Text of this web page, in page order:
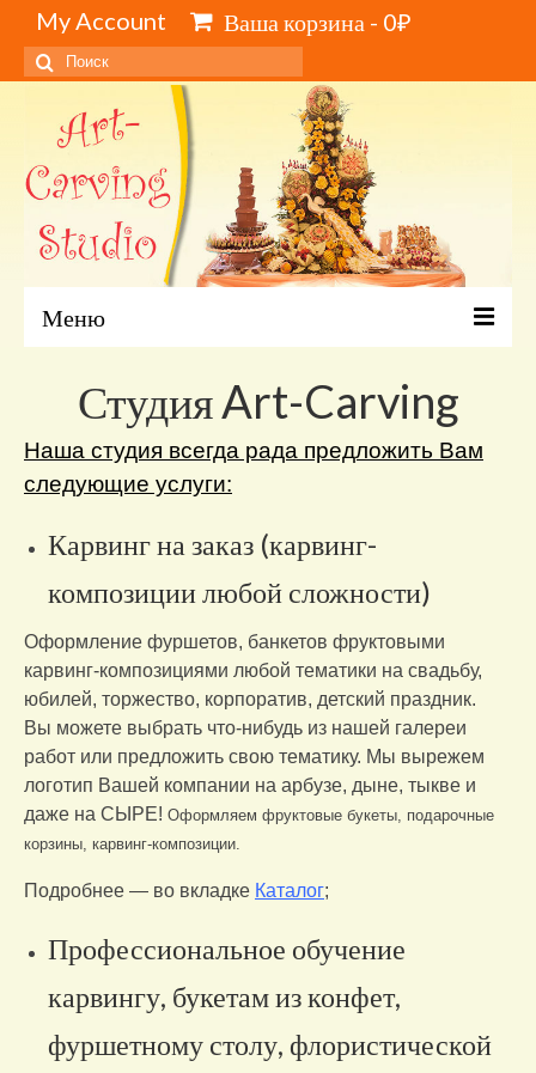
My Account Ваша корзина - 0₽
Искать:
Меню
Главная
Каталог и цены
Обучение карвингу, свиту, видеокурсы
Инструменты
Контакты/доставка
Студия Art-Carving
Наша студия всегда рада предложить Вам
следующие услуги:
Карвинг на заказ (карвинг-
композиции любой сложности)
Оформление фуршетов, банкетов фруктовыми
карвинг-композициями любой тематики на свадьбу,
юбилей, торжество, корпоратив, детский праздник.
Вы можете выбрать что-нибудь из нашей галереи
работ или предложить свою тематику. Мы вырежем
логотип Вашей компании на арбузе, дыне, тыкве и
даже на СЫРЕ! Оформляем фруктовые букеты, подарочные
корзины, карвинг-композиции.
Подробнее — во вкладке Каталог;
Профессиональное обучение
карвингу, букетам из конфет,
фуршетному столу, флористической